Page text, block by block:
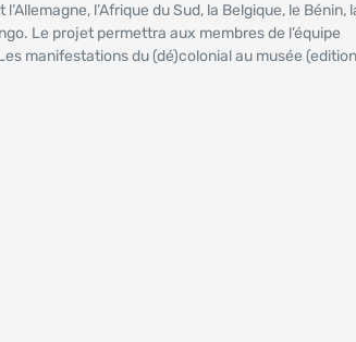
l’Afrique du Sud, la Belgique, le Bénin,
Le projet permettra aux membres de l’équipe
manifestations du (dé)colonial au musée